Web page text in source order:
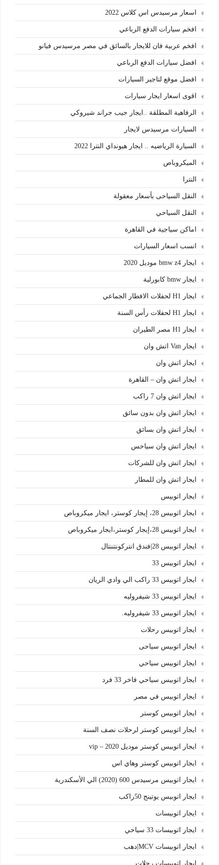
اسعار مرسيدس اس كلاس 2022
افخم سيارات الدفع الرباعي
افخم عربية فان للايجار بالسائق في مصر مرسيدس فيانو
افضل سيارات الدفع الرباعي
افضل موقع لتاجير السيارات
اقوى اسعار ايجار سيارات
الرفاهية المطلقة ..ايجار جيب جراند شيروكي
السيارات مرسيدس لايجار
السيارة الرياضيه .. ايجار هيونداي النترا 2022
الميكروباص
النترا
النقل السياحى بأسعار معقولة
النقل السياحي
اماكن سياجية في القاهرة
انسب اسعار السيارات
ايجار bmw z4 موديل 2020
ايجار bmw كابورلية
ايجار H1 لحفلات الافطار الجماعي
ايجار H1 لحفلات رأس السنة
ايجار H1 مصر الطيران
ايجار Van اتش وان
ايجار اتش وان
ايجار اتش وان – القاهرة
ايجار اتش وان 7 راكب
ايجار اتش وان بدون سائق
ايجار اتش وان بسائق
ايجار اتش وان سياحس
ايجار اتش وان للشركات
ايجار اتش وان للمطار
ايجار اتوبيس
ايجار اتوبيس 28، إيجار كوستر، ايجار ميكروباص
ايجار اتوبيس 28،إيجار كوستر،ايجار ميكروباص
ايجار اتوبيس 28|فندق انتركونتننتال
ايجار اتوبيس 33
ايجار اتوبيس 33 راكب الي وادي الريان
ايجار اتوبيس 33 شيفروليه
ايجار اتوبيس 33 شيفروليه.
ايجار اتوبيس رحلات
ايجار اتوبيس سياحى
ايجار اتوبيس سياحي
ايجار اتوبيس سياحي فاخر 33 فرد
ايجار اتوبيس في مصر
ايجار اتوبيس كوستر
ايجار اتوبيس كوستر لرحلات نصف السنة
ايجار اتوبيس كوستر موديل 2020 – vip
ايجار اتوبيس كوستر وهاي اس
ايجار اتوبيس مرسيدس 600 (2020) الي الأسكندرية
ايجار اتوبيس يوتينج 50راكب
ايجار اتوبيسات
ايجار اتوبيسات 33 سياحي
ايجار اتوبيسات MCV|دهب
ايجار اتوبيسات رحلات